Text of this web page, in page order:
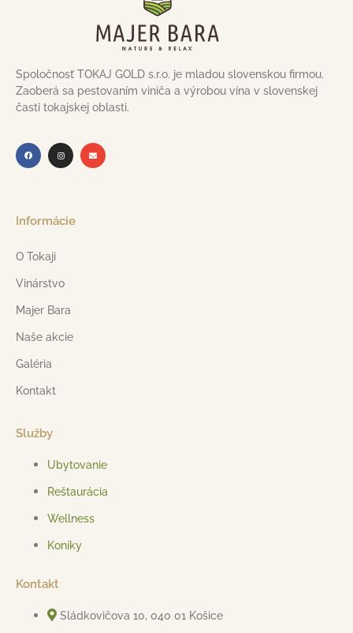
Spoločnosť TOKAJ GOLD s.r.o. je mladou slovenskou firmou.
Zaoberá sa pestovaním viniča a výrobou vína v slovenskej
časti tokajskej oblasti.
Informácie
O Tokaji
Vinárstvo
Majer Bara
Naše akcie
Galéria
Kontakt
Služby
Ubytovanie
Reštaurácia
Wellness
Koníky
Kontakt
Sládkovičova 10, 040 01 Košice